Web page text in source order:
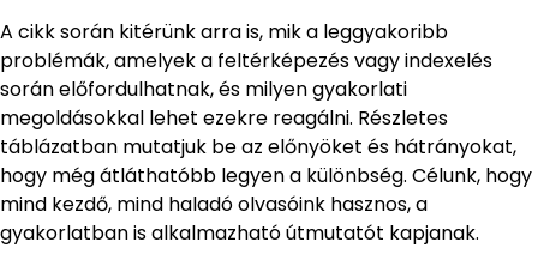
A cikk során kitérünk arra is, mik a leggyakoribb
problémák, amelyek a feltérképezés vagy indexelés
során előfordulhatnak, és milyen gyakorlati
megoldásokkal lehet ezekre reagálni. Részletes
táblázatban mutatjuk be az előnyöket és hátrányokat,
hogy még átláthatóbb legyen a különbség. Célunk, hogy
mind kezdő, mind haladó olvasóink hasznos, a
gyakorlatban is alkalmazható útmutatót kapjanak.